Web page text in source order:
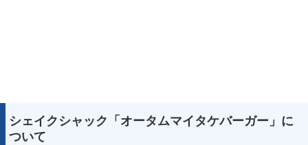
シェイクシャック「オータムマイタケバーガー」に
ついて